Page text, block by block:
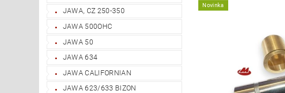
JAWA, CZ 250-350
JAWA 500OHC
JAWA 50
JAWA 634
JAWA CALIFORNIAN
JAWA 623/633 BIZON
Novinka